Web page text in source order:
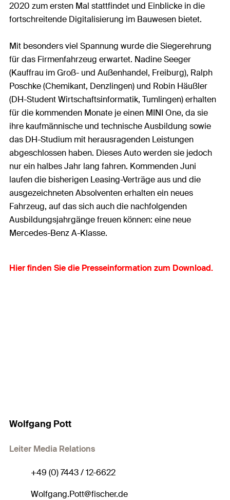
2020 zum ersten Mal stattfindet und Einblicke in die
fortschreitende Digitalisierung im Bauwesen bietet.
Mit besonders viel Spannung wurde die Siegerehrung
für das Firmenfahrzeug erwartet. Nadine Seeger
(Kauffrau im Groß- und Außenhandel, Freiburg), Ralph
Poschke (Chemikant, Denzlingen) und Robin Häußler
(DH-Student Wirtschaftsinformatik, Tumlingen) erhalten
für die kommenden Monate je einen MINI One, da sie
ihre kaufmännische und technische Ausbildung sowie
das DH-Studium mit herausragenden Leistungen
abgeschlossen haben. Dieses Auto werden sie jedoch
nur ein halbes Jahr lang fahren. Kommenden Juni
laufen die bisherigen Leasing-Verträge aus und die
ausgezeichneten Absolventen erhalten ein neues
Fahrzeug, auf das sich auch die nachfolgenden
Ausbildungsjahrgänge freuen können: eine neue
Mercedes-Benz A-Klasse.
Hier finden Sie die Presseinformation zum Download.
Wolfgang Pott
Leiter Media Relations
+49 (0) 7443 / 12-6622
Wolfgang.Pott@fischer.de